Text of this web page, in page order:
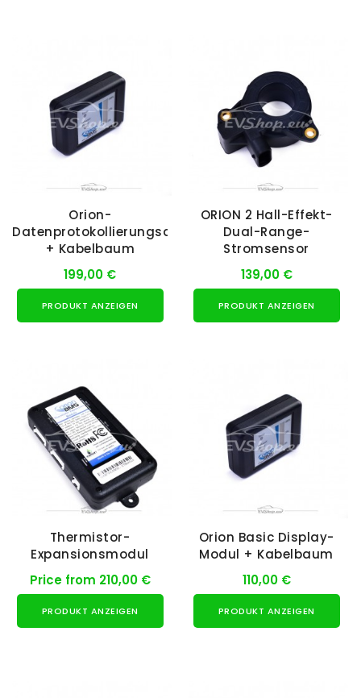
Orion-
Datenprotokollierungsdisplay
+ Kabelbaum
199,00 €
PRODUKT ANZEIGEN
ORION 2 Hall-Effekt-
Dual-Range-
Stromsensor
139,00 €
PRODUKT ANZEIGEN
Thermistor-
Expansionsmodul
Price from 210,00 €
PRODUKT ANZEIGEN
Orion Basic Display-
Modul + Kabelbaum
110,00 €
PRODUKT ANZEIGEN